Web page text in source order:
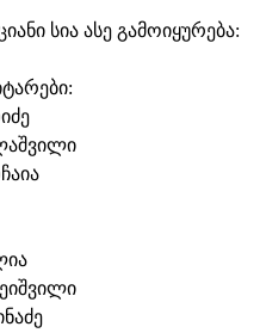
სია ასე გამოიყურება: